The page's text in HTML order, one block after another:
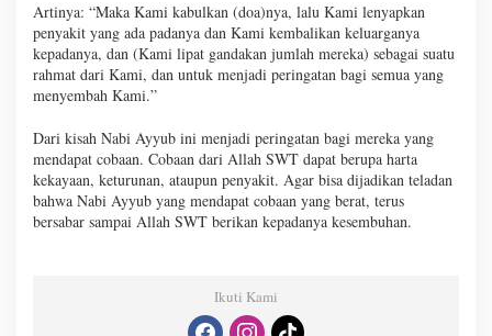
Artinya: “Maka Kami kabulkan (doa)nya, lalu Kami lenyapkan
penyakit yang ada padanya dan Kami kembalikan keluarganya
kepadanya, dan (Kami lipat gandakan jumlah mereka) sebagai suatu
rahmat dari Kami, dan untuk menjadi peringatan bagi semua yang
menyembah Kami.”
Dari kisah Nabi Ayyub ini menjadi peringatan bagi mereka yang
mendapat cobaan. Cobaan dari Allah SWT dapat berupa harta
kekayaan, keturunan, ataupun penyakit. Agar bisa dijadikan teladan
bahwa Nabi Ayyub yang mendapat cobaan yang berat, terus
bersabar sampai Allah SWT berikan kepadanya kesembuhan.
Ikuti Kami